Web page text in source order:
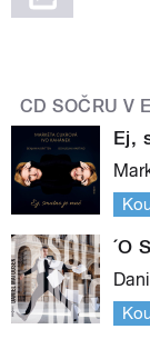
CD SOČRU V
Ej,
´O